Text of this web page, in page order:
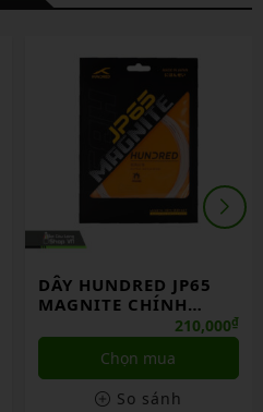
DÂY HUNDRED JP65
MAGNITE CHÍNH
210,000₫
Chọn mua
So sánh